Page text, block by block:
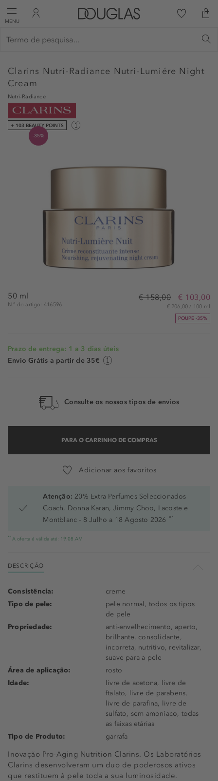
MENU
Clarins Nutri-Radiance Nutri-Lumiére Night
Cream
Nutri-Radiance
+ 103 BEAUTY POINTS
-35%
50 ml
N.° do artigo: 416596
€ 158,00 € 103,00
€ 206,00 / 100 ml
POUPE -35%
Prazo de entrega: 1 a 3 dias úteis
Envio Grátis a partir de 35€
Consulte os nossos tipos de envios
PARA O CARRINHO DE COMPRAS
Adicionar aos favoritos
Atenção: 20% Extra Perfumes Seleccionados
Coach, Donna Karan, Jimmy Choo, Lacoste e
Montblanc - 8 Julho a 18 Agosto 2026 *1
*1 A oferta é válida até: 19.08.AM
DESCRIÇÃO
Inovação Pro-Aging Nutrition Clarins. Os Laboratórios
Clarins desenvolveram um duo de poderosos ativos
que restituem à pele toda a sua luminosidade.
Consistência:
creme
Tipo de pele:
pele normal, todos os tipos
de pele
Propriedade:
anti-envelhecimento, aperto,
brilhante, consolidante,
incorreta, nutritivo, revitalizar,
suave para a pele
Área de aplicação:
rosto
Idade:
livre de acetona, livre de
ftalato, livre de parabens,
livre de parafina, livre de
sulfato, sem amoníaco, todas
as faixas etárias
Tipo de Produto:
garrafa